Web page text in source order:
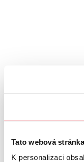
Tato webová
K personalizaci